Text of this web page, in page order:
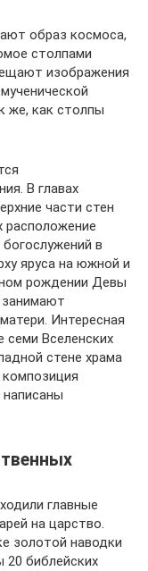
образ космоса,
столпами
изображения
же, как столпы
В главах
части стен
расположение
в
яруса на южной и
рождении Девы
Интересная
семи Вселенских
стене храма
главные
на царство.
золотой наводки
20 библейских